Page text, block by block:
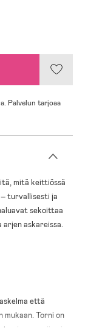
Palvelun tarjoaa
mitä keittiössä
turvallisesti ja
sekoittaa
arjen askareissa.
että
mukaan. Torni on
ja se sopii noin